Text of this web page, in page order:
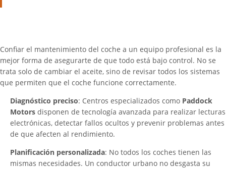
Confiar el mantenimiento del coche a un equipo profesional es la
mejor forma de asegurarte de que todo está bajo control. No se
trata solo de cambiar el aceite, sino de revisar todos los sistemas
que permiten que el coche funcione correctamente.
Diagnóstico preciso: Centros especializados como Paddock
Motors disponen de tecnología avanzada para realizar lecturas
electrónicas, detectar fallos ocultos y prevenir problemas antes
de que afecten al rendimiento.
Planificación personalizada: No todos los coches tienen las
mismas necesidades. Un conductor urbano no desgasta su